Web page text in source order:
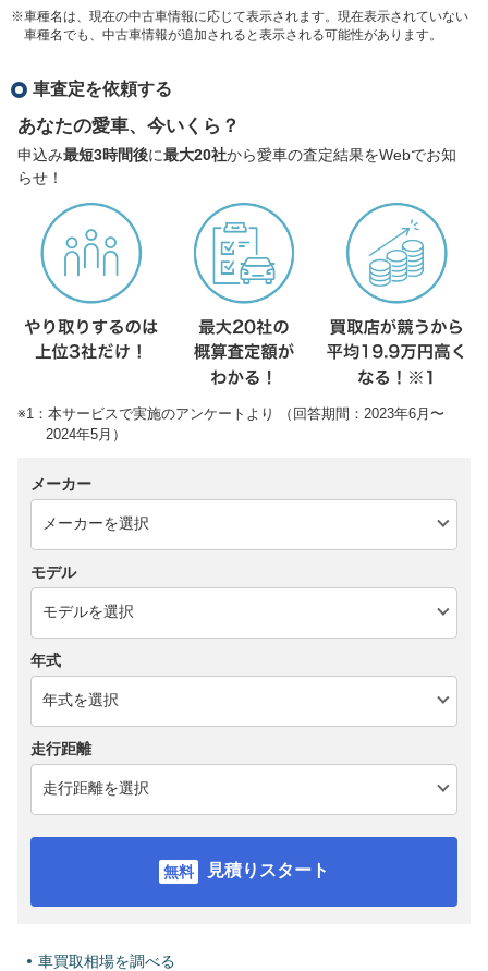
※車種名は、現在の中古車情報に応じて表示されます。現在表示されていない
車種名でも、中古車情報が追加されると表示される可能性があります。
車査定を依頼する
あなたの愛車、今いくら？
申込み最短3時間後に最大20社から愛車の査定結果をWebでお知
らせ！
※1：本サービスで実施のアンケートより （回答期間：2023年6月〜
2024年5月）
メーカー
モデル
年式
走行距離
見積りスタート
車買取相場を調べる